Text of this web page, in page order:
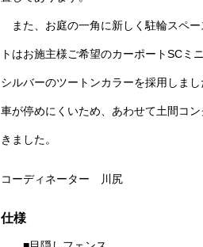
また、お庭の一角に新しく駐輪スペ
トはお施主様ご希望のカーポートSCミ
シルバーのツートンカラーを採用しま
車が停めにくいため、あわせて土間コ
きました。
コーディネーター 川尻
仕様